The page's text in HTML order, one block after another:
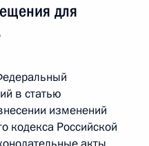
для
в статью
изменений
кодекса Российской